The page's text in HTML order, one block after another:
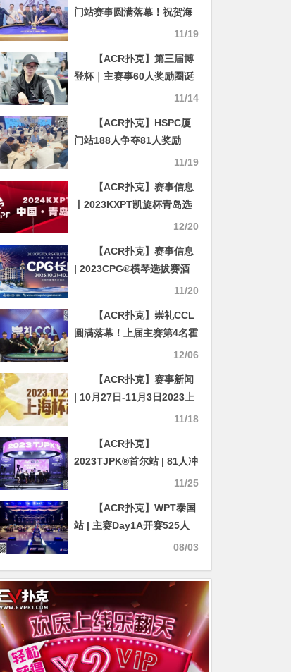
门站赛事圆满落幕！祝贺海
南选手陈谟团优势斩获主赛
2023HSPC总决赛定档，线
上选拔已开始！
11/19
【ACR扑克】第三届博
登杯｜主赛事60人奖励圈诞
生 麦锦元领衔14人晋级决赛
11/14
【ACR扑克】HSPC厦
门站188人争夺81人奖励
圈，昔日冠军刘小虎解锁泡
记分领先34人晋级
11/19
【ACR扑克】赛事信息
丨2023KXPT凯旋杯青岛选
拔赛酒店预订信息与流程公
12/20
【ACR扑克】赛事信息
| 2023CPG®️横琴选拔赛酒
店10月10日起开放预订11/20
【ACR扑克】崇礼CCL
圆满落幕！上届主赛第4名霍
钰不断超越自我，强势夺下
12/06
【ACR扑克】赛事新闻
| 10月27日-11月3日2023上
海杯SHPC®秋季系列赛赛程
11/18
【ACR扑克】
2023TJPK®首尔站 | 81人冲
进主赛奖励圈，13人晋级，
多名中国选手打入决赛
11/25
【ACR扑克】WPT泰国
站 | 主赛Day1A开赛525人
次引爆现场 开幕赛吸引677
08/03